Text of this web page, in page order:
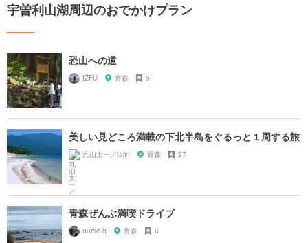
宇曽利山湖周辺のおでかけプラン
恐山への道
IZFU 青森 5
美しい見どころ満載の下北半島をぐるっと１周する旅
丸山太一／tajin 青森 27
青森ぜんぶ満喫ドライブ
nurse.h 青森 8